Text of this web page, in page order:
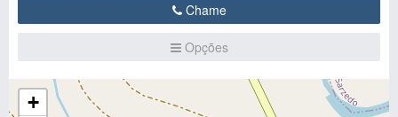
Chame
Opções
+